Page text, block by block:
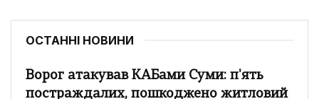
ОСТАННІ НОВИНИ
Ворог атакував КАБами Суми: п'ять
постраждалих, пошкоджено житловий